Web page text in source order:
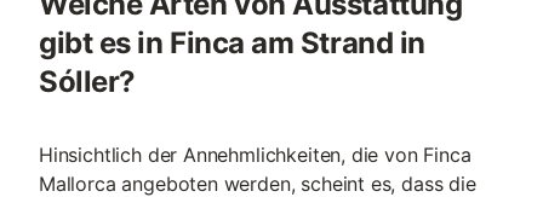
gibt es in Finca am Strand in
Sóller?
Hinsichtlich der Annehmlichkeiten, die von Finca
Mallorca angeboten werden, scheint es, dass die